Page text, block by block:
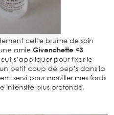
cette brume de soin
amie Givenchette <3
s’appliquer pour fixer le
petit coup de pep’s dans la
servi pour mouiller mes fards
intensité plus profonde.